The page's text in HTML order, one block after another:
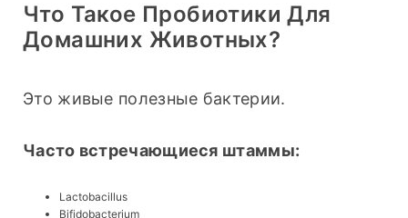
Что Такое Пробиотики Для
Домашних Животных?
Это живые полезные бактерии.
Часто встречающиеся штаммы:
Lactobacillus
Bifidobacterium